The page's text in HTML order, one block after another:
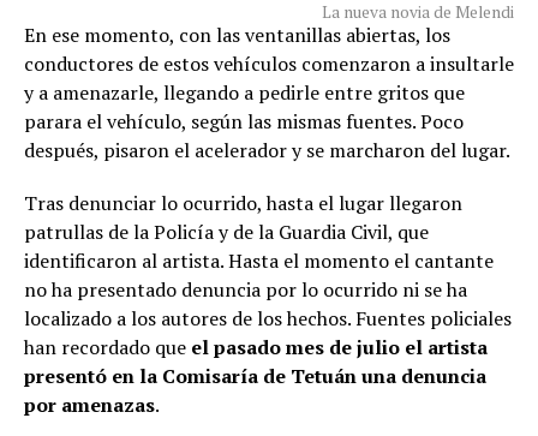
La nueva novia de Melendi
En ese momento, con las ventanillas abiertas, los
conductores de estos vehículos comenzaron a insultarle
y a amenazarle, llegando a pedirle entre gritos que
parara el vehículo, según las mismas fuentes. Poco
después, pisaron el acelerador y se marcharon del lugar.
Tras denunciar lo ocurrido, hasta el lugar llegaron
patrullas de la Policía y de la Guardia Civil, que
identificaron al artista. Hasta el momento el cantante
no ha presentado denuncia por lo ocurrido ni se ha
localizado a los autores de los hechos. Fuentes policiales
han recordado que el pasado mes de julio el artista
presentó en la Comisaría de Tetuán una denuncia
por amenazas.